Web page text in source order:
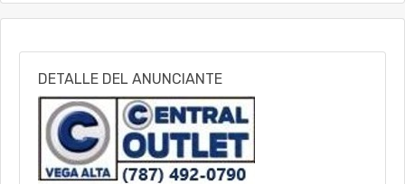
DETALLE DEL ANUNCIANTE